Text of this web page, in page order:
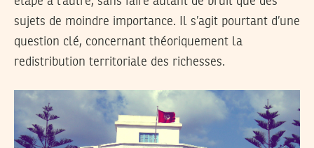
sujets de moindre importance. Il s’agit pourtant d’une
question clé, concernant théoriquement la
redistribution territoriale des richesses.